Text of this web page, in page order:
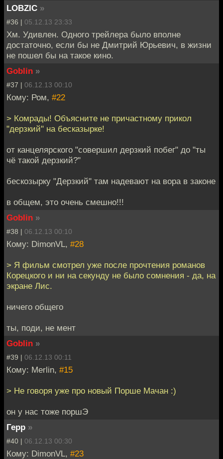
LOBZIC »
#36 | 05.12.13 23:33
Хм. Удивлен. Одного трейлера было вполне
достаточно, если бы не Дмитрий Юрьевич, в жизни
не пошел бы на такое кино.
Goblin »
#37 | 06.12.13 00:10
Кому: Ром, #22
> Комрады! Объясните не причастному прикол
"дерзкий" на бесказырке!
от канцелярского "совершил дерзкий побег" до "ты
чё такой дерзкий?"
бескозырку "Дерзкий" там надевают на вора в законе
в общем, это очень смешно!!!
Goblin »
#38 | 06.12.13 00:10
Кому: DimonVL, #28
> Я фильм смотрел уже после прочтения романов
Корецкого и ни на секунду не было сомнения - да, на
экране Лис.
ничего общего
ты, поди, не мент
Goblin »
#39 | 06.12.13 00:11
Кому: Merlin, #15
> Не говоря уже про новый Порше Мачан :)
он у нас тоже поршЭ
Герр »
#40 | 06.12.13 00:30
Кому: DimonVL, #23